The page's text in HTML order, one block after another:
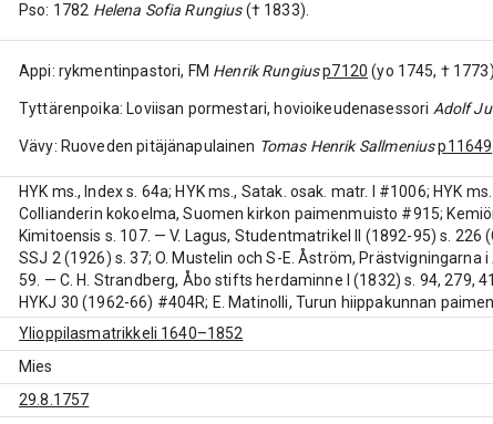
Pso: 1782 Helena Sofia Rungius(† 1833).
Appi: rykmentinpastori, FM Henrik Rungiusp7120 (yo 1745, † 1773).
Tyttärenpoika: Loviisan pormestari, hovioikeudenasessori Adolf
Vävy: Ruoveden pitäjänapulainen Tomas Henrik Sallmeniusp11649
HYK ms., Index s. 64a; HYK ms., Satak. osak. matr. I #1006; HYK
Collianderin kokoelma, Suomen kirkon paimenmuisto #915;
Kimitoensis s. 107. — V. Lagus, Studentmatrikel II (1892-95) s. 226
SSJ 2 (1926) s. 37; O. Mustelin och S-E. Åström,
59. — C. H. Strandberg, Åbo stifts herdaminne I (1832) s. 94, 279,
HYKJ 30 (1962-66) #404R; E. Matinolli, Turun hiippakunnan
Ylioppilasmatrikkeli 1640–1852
Mies
29.8.1757